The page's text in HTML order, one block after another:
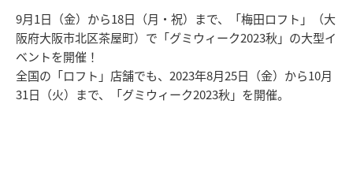
9月1日（金）から18日（月・祝）まで、「梅田ロフト」（大
阪府大阪市北区茶屋町）で「グミウィーク2023秋」の大型イ
ベントを開催！
全国の「ロフト」店舗でも、2023年8月25日（金）から10月
31日（火）まで、「グミウィーク2023秋」を開催。